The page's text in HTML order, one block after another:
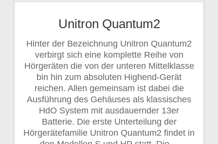
Unitron Quantum2
Hinter der Bezeichnung Unitron Quantum2
verbirgt sich eine komplette Reihe von
Hörgeräten die von der unteren Mittelklasse
bin hin zum absoluten Highend-Gerät
reichen. Allen gemeinsam ist dabei die
Ausführung des Gehäuses als klassisches
HdO System mit ausdauernder 13er
Batterie. Die erste Unterteilung der
Hörgerätefamilie Unitron Quantum2 findet in